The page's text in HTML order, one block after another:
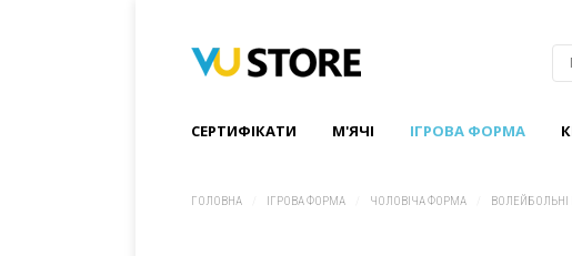
СЕРТИФІКАТИ M'ЯЧІ ІГРОВА ФОРМА
ГОЛОВНА ІГРОВА ФОРМА ЧОЛОВІЧА ФОРМА ВОЛЕЙБОЛЬНІ